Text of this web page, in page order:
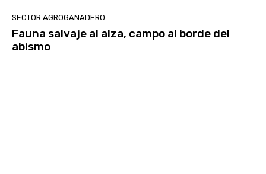
SECTOR AGROGANADERO
Fauna salvaje al alza, campo al borde del
abismo